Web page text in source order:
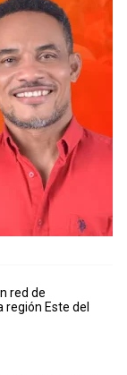
red de
Este del